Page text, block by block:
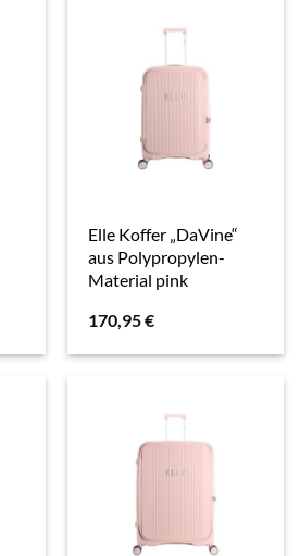
Elle Koffer „DaVine“
aus Polypropylen-
Material pink
170,95€